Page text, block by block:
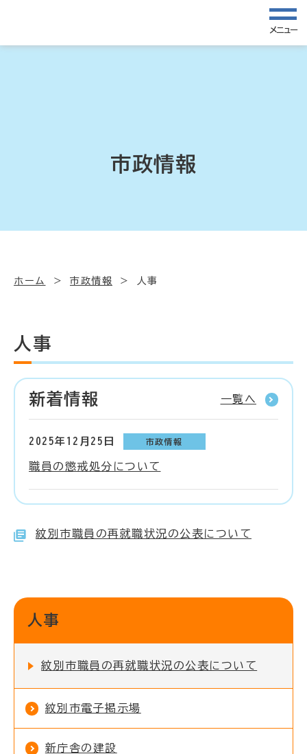
メニュー
市政情報
ホーム 市政情報 人事
人事
新着情報 一覧へ
2025年12月25日 市政情報
職員の懲戒処分について
紋別市職員の再就職状況の公表について
人事
紋別市職員の再就職状況の公表について
紋別市電子掲示場
新庁舎の建設